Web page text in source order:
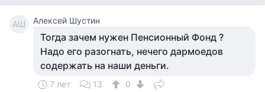
АШ Алексей Шустин
Тогда зачем нужен Пенсионный Фонд ?
Надо его разогнать, нечего дармоедов
содержать на наши деньги.
7 лет 13
0